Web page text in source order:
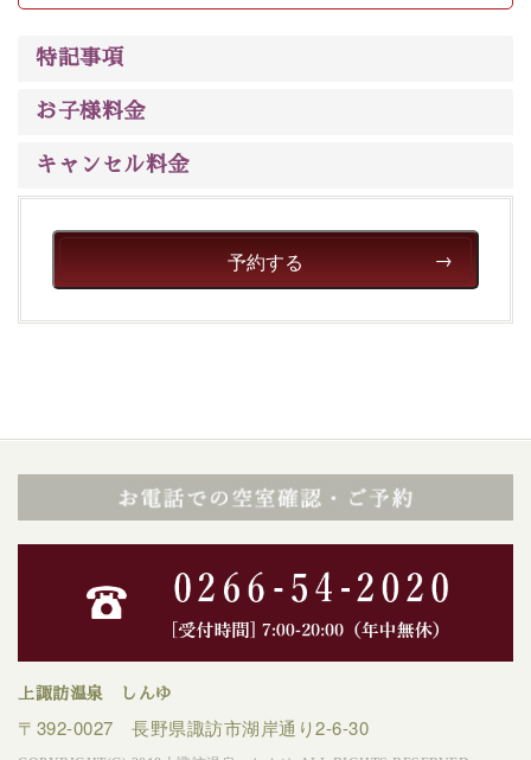
は【3日前まで】にお電話ください。
※交通規制などにより運行できない日がございます
※年末年始及び御柱祭前後は運行しておりません
神秘なる諏訪湖に心癒される時間をお過ごしいただけま
特記事項
お子様料金
キャンセル料金
予約する
上諏訪温泉 しんゆ
〒392-0027 長野県諏訪市湖岸通り2-6-30